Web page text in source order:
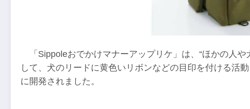
「Sippoleおでかけマナーアップリケ」は、“ほかの人
して、犬のリードに黄色いリボンなどの目印を付ける活
に開発されました。